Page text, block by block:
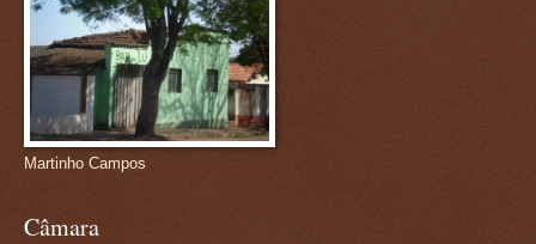
Martinho Campos
Câmara